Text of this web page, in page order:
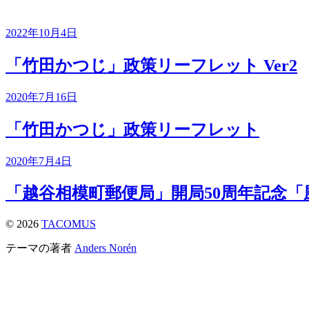
2022年10月4日
「竹田かつじ」政策リーフレット Ver2
2020年7月16日
「竹田かつじ」政策リーフレット
2020年7月4日
「越谷相模町郵便局」開局50周年記念
© 2026 TACOMUS
テーマの著者 Anders Norén